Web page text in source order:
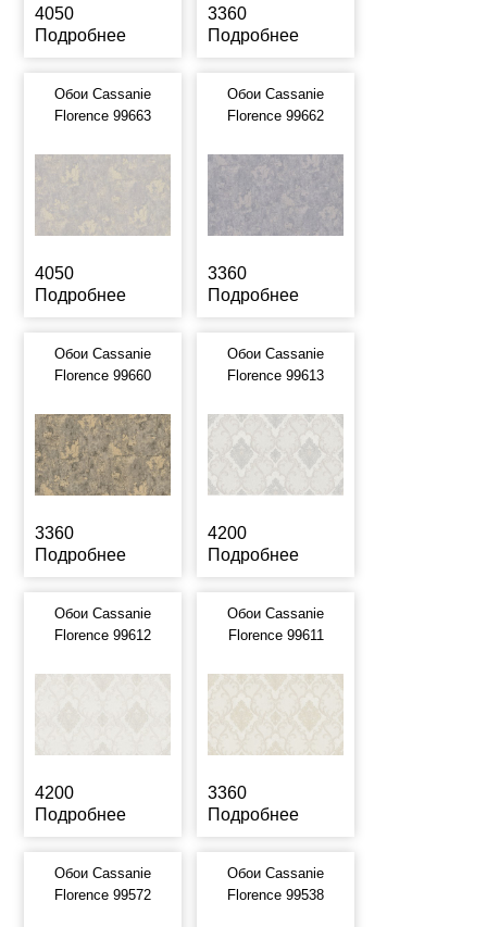
4050
Подробнее
3360
Подробнее
Обои Cassanie
Florence 99663
4050
Подробнее
Обои Cassanie
Florence 99662
3360
Подробнее
Обои Cassanie
Florence 99660
3360
Подробнее
Обои Cassanie
Florence 99613
4200
Подробнее
Обои Cassanie
Florence 99612
4200
Подробнее
Обои Cassanie
Florence 99611
3360
Подробнее
Обои Cassanie
Florence 99572
Обои Cassanie
Florence 99538